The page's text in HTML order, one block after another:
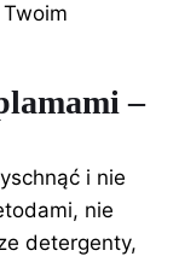
–
i nie
nie
detergenty,